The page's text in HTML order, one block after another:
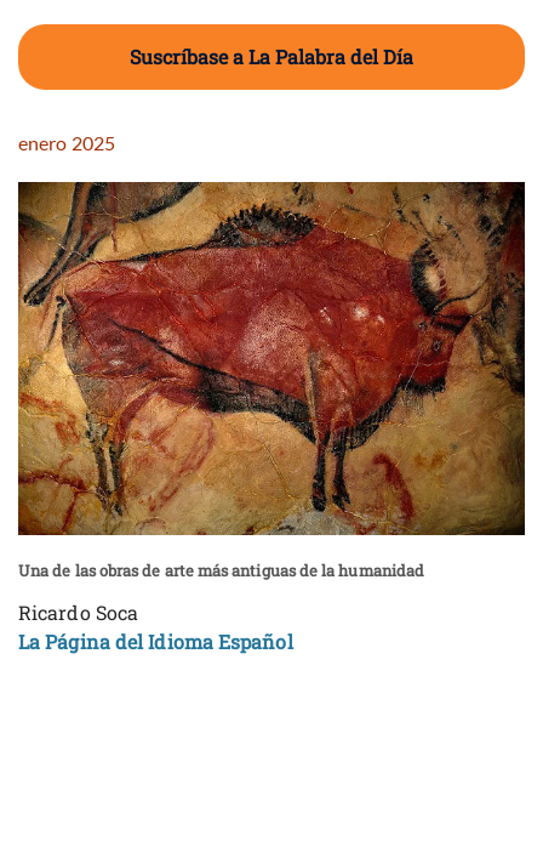
Suscríbase a La Palabra del Día
enero 2025
Una de las obras de arte más antiguas de la humanidad
Ricardo Soca
La Página del Idioma Español